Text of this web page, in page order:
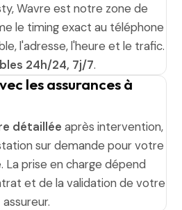
Wavre est notre zone de
le timing exact au téléphone
l'adresse, l'heure et le trafic.
24h/24, 7j/7.
les assurances à
détaillée après intervention,
sur demande pour votre
La prise en charge dépend
et de la validation de votre
assureur.